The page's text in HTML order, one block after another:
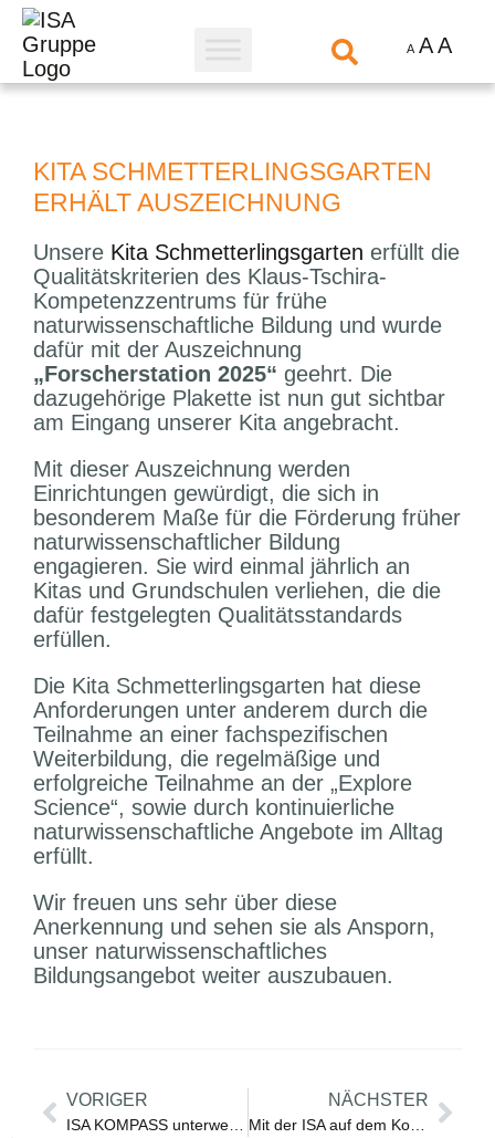
A AA
KITA SCHMETTERLINGSGARTEN
ERHÄLT AUSZEICHNUNG
Unsere Kita Schmetterlingsgarten erfüllt die
Qualitätskriterien des Klaus-Tschira-
Kompe­tenz­zentrums für frühe
naturwissenschaftliche Bildung und wurde
dafür mit der Aus­zeichnung
„Forscherstation 2025“ geehrt. Die
dazugehörige Plakette ist nun gut sichtbar
am Eingang unserer Kita angebracht.
Mit dieser Aus­zeichnung werden
Einrichtungen gewürdigt, die sich in
besonderem Maße für die Förderung früher
naturwissenschaftlicher Bildung
engagieren. Sie wird einmal jährlich an
Kitas und Grundschulen verliehen, die die
dafür festgelegten Qualitäts­standards
erfüllen.
Die Kita Schmetterlingsgarten hat diese
Anforderungen unter anderem durch die
Teilnahme an einer fachspezifischen
Weiterbildung, die regelmäßige und
erfolgreiche Teilnahme an der „Explore
Science“, sowie durch kontinuierliche
naturwissenschaftliche Angebote im Alltag
erfüllt.
Wir freuen uns sehr über diese
Anerkennung und sehen sie als Ansporn,
unser naturwissenschaftliches
Bildungsangebot weiter auszubauen.
VORIGER NÄCHSTER
Mit der ISA auf dem Koblenzer Weihnachtsmarkt